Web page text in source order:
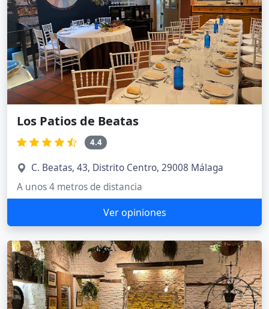
Los Patios de Beatas
4.4
C. Beatas, 43, Distrito Centro, 29008 Málaga
A unos 4 metros de distancia
Ver opiniones